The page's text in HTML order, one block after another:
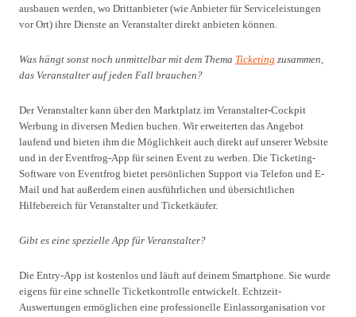
ausbauen werden, wo Drittanbieter (wie Anbieter für Serviceleistungen
vor Ort) ihre Dienste an Veranstalter direkt anbieten können.
Was hängt sonst noch unmittelbar mit dem Thema Ticketing zusammen,
das Veranstalter auf jeden Fall brauchen?
Der Veranstalter kann über den Marktplatz im Veranstalter-Cockpit
Werbung in diversen Medien buchen. Wir erweiterten das Angebot
laufend und bieten ihm die Möglichkeit auch direkt auf unserer Website
und in der Eventfrog-App für seinen Event zu werben. Die Ticketing-
Software von Eventfrog bietet persönlichen Support via Telefon und E-
Mail und hat außerdem einen ausführlichen und übersichtlichen
Hilfebereich für Veranstalter und Ticketkäufer.
Gibt es eine spezielle App für Veranstalter?
Die Entry-App ist kostenlos und läuft auf deinem Smartphone. Sie wurde
eigens für eine schnelle Ticketkontrolle entwickelt. Echtzeit-
Auswertungen ermöglichen eine professionelle Einlassorganisation vor